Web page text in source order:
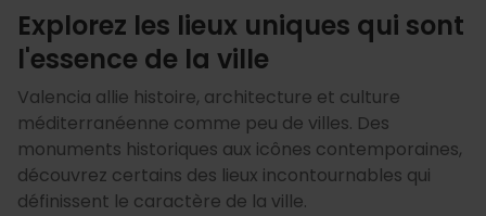
Explorez les lieux uniques qui sont
l'essence de la ville
Valencia allie histoire, architecture et culture
méditerranéenne comme peu de villes. Des
monuments historiques aux icônes contemporaines,
découvrez certains des lieux incontournables qui
définissent le caractère de la ville.